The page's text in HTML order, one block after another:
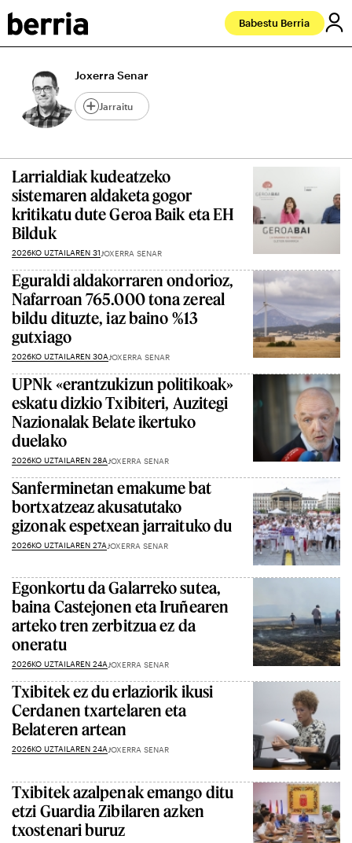
Babestu Berria
Joxerra Senar
Jarraitu
Larrialdiak kudeatzeko
sistemaren aldaketa gogor
kritikatu dute Geroa Baik eta EH
Bilduk
2026KO UZTAILAREN 31 JOXERRA SENAR
Eguraldi aldakorraren ondorioz,
Nafarroan 765.000 tona zereal
bildu dituzte, iaz baino %13
gutxiago
2026KO UZTAILAREN 30A JOXERRA SENAR
UPNk «erantzukizun politikoak»
eskatu dizkio Txibiteri, Auzitegi
Nazionalak Belate ikertuko
duelako
2026KO UZTAILAREN 28A JOXERRA SENAR
Sanferminetan emakume bat
bortxatzeaz akusatutako
gizonak espetxean jarraituko du
2026KO UZTAILAREN 27A JOXERRA SENAR
Egonkortu da Galarreko sutea,
baina Castejonen eta Iruñearen
arteko tren zerbitzua ez da
oneratu
2026KO UZTAILAREN 24A JOXERRA SENAR
Txibitek ez du erlaziorik ikusi
Cerdanen txartelaren eta
Belateren artean
2026KO UZTAILAREN 24A JOXERRA SENAR
Txibitek azalpenak emango ditu
etzi Guardia Zibilaren azken
txostenari buruz